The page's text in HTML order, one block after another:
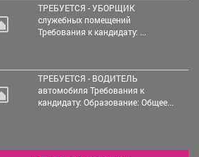
ТРЕБУЕТСЯ - УБОРЩИК
служебных помещений
Требования к кандидату: ...
ТРЕБУЕТСЯ - ВОДИТЕЛЬ
автомобиля Требования к
кандидату: Образование: Общее...